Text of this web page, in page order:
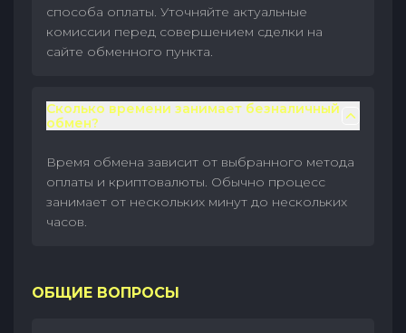
способа оплаты. Уточняйте актуальные
комиссии перед совершением сделки на
сайте обменного пункта.
Сколько времени занимает безналичный
обмен?
Время обмена зависит от выбранного метода
оплаты и криптовалюты. Обычно процесс
занимает от нескольких минут до нескольких
часов.
ОБЩИЕ ВОПРОСЫ